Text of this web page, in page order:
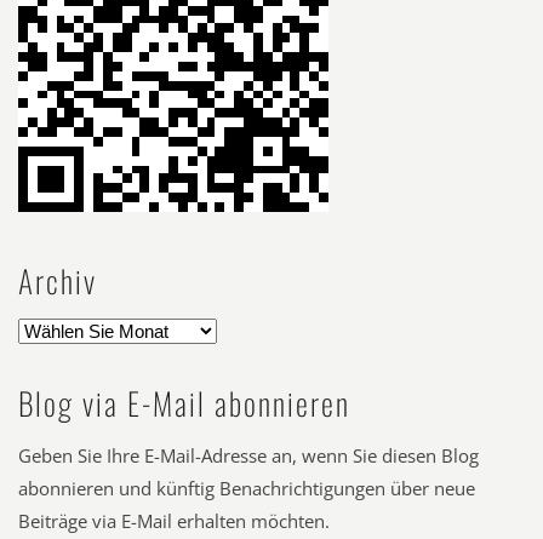
Archiv
Blog via E-Mail abonnieren
Geben Sie Ihre E-Mail-Adresse an, wenn Sie diesen Blog
abonnieren und künftig Benachrichtigungen über neue
Beiträge via E-Mail erhalten möchten.